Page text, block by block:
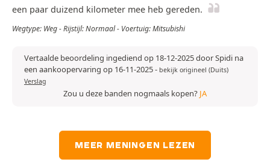
een paar duizend kilometer mee heb gereden.
Wegtype: Weg - Rijstijl: Normaal - Voertuig: Mitsubishi
Vertaalde beoordeling ingediend op 18-12-2025 door Spidi na
een aankoopervaring op 16-11-2025- bekijk origineel (Duits)
Verslag
Zou u deze banden nogmaals kopen? JA
MEER MENINGEN LEZEN